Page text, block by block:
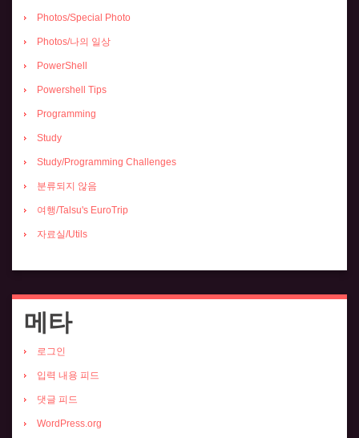
Photos/Special Photo
Photos/나의 일상
PowerShell
Powershell Tips
Programming
Study
Study/Programming Challenges
분류되지 않음
여행/Talsu's EuroTrip
자료실/Utils
메타
로그인
입력 내용 피드
댓글 피드
WordPress.org